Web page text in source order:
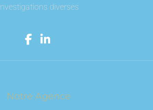
Investigations diverses
Notre Agence